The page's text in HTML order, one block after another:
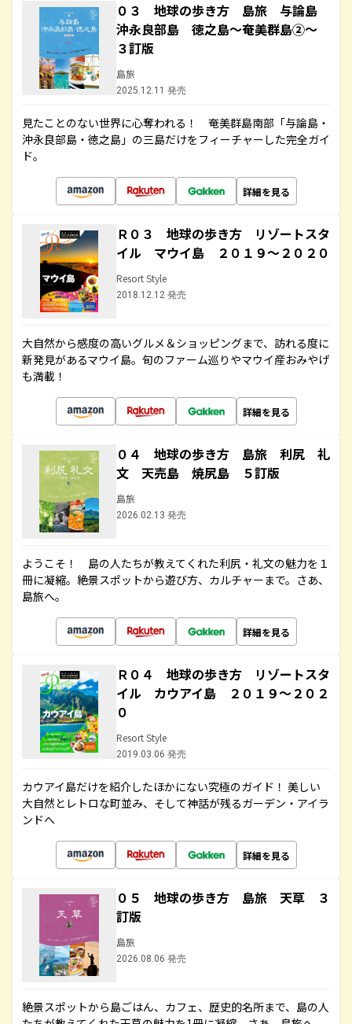
０３ 地球の歩き方 島旅 与論島
沖永良部島 徳之島～奄美群島②～
３訂版
島旅
2025.12.11 発売
見たことのない世界に心奪われる！ 奄美群島南部「与論島・
沖永良部島・徳之島」の三島だけをフィーチャーした完全ガイ
ド。
詳細を見る
Ｒ０３ 地球の歩き方 リゾートスタ
イル マウイ島 ２０１９～２０２０
Resort Style
2018.12.12 発売
大自然から感度の高いグルメ＆ショッピングまで、訪れる度に
新発見があるマウイ島。旬のファーム巡りやマウイ産おみやげ
も満載！
詳細を見る
０４ 地球の歩き方 島旅 利尻 礼
文 天売島 焼尻島 ５訂版
島旅
2026.02.13 発売
ようこそ！ 島の人たちが教えてくれた利尻・礼文の魅力を１
冊に凝縮。絶景スポットから遊び方、カルチャーまで。さあ、
島旅へ。
詳細を見る
Ｒ０４ 地球の歩き方 リゾートスタ
イル カウアイ島 ２０１９～２０２
０
Resort Style
2019.03.06 発売
カウアイ島だけを紹介したほかにない究極のガイド！ 美しい
大自然とレトロな町並み、そして神話が残るガーデン・アイラ
ンドへ
詳細を見る
０５ 地球の歩き方 島旅 天草 ３
訂版
島旅
2026.08.06 発売
絶景スポットから島ごはん、カフェ、歴史的名所まで、島の人